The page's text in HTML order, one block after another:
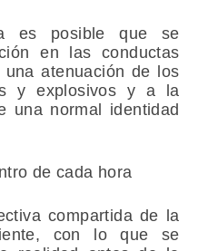
es posible que se
en las conductas
atenuación de los
y explosivos y a la
una normal identidad
de cada hora
compartida de la
con lo que se